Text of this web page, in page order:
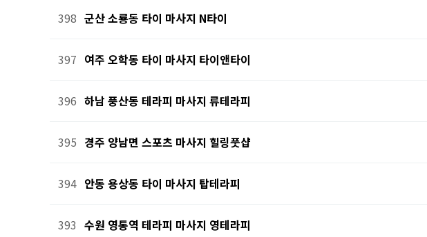
398 군산 소룡동 타이 마사지 N타이
397 여주 오학동 타이 마사지 타이앤타이
396 하남 풍산동 테라피 마사지 류테라피
395 경주 양남면 스포츠 마사지 힐링풋샵
394 안동 용상동 타이 마사지 탑테라피
393 수원 영통역 테라피 마사지 영테라피